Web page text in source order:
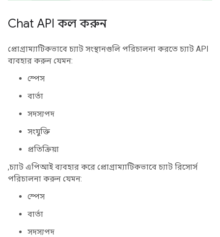
Chat API কল করুন
প্রোগ্রাম্যাটিকভাবে চ্যাট সংস্থানগুলি পরিচালনা করতে চ্যাট API
ব্যবহার করুন যেমন:
স্পেস
বার্তা
সদস্যপদ
সংযুক্তি
প্রতিক্রিয়া
,চ্যাট এপিআই ব্যবহার করে প্রোগ্রাম্যাটিকভাবে চ্যাট রিসোর্স
পরিচালনা করুন যেমন:
স্পেস
বার্তা
সদস্যপদ